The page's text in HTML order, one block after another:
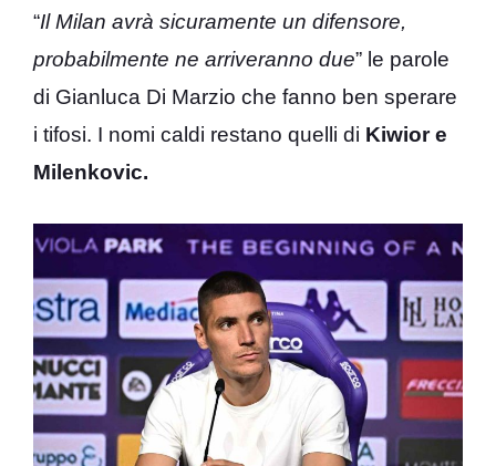
“Il Milan avrà sicuramente un difensore,
probabilmente ne arriveranno due” le parole
di Gianluca Di Marzio che fanno ben sperare
i tifosi. I nomi caldi restano quelli di Kiwior e
Milenkovic.